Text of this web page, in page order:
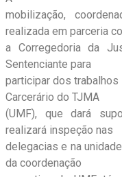
mobilização,
realizada em parceria
a Corregedoria da
Sentenciante para
participar dos
Carcerário do TJMA
(UMF), que dará
realizará inspeção nas
delegacias e na
da coordenação